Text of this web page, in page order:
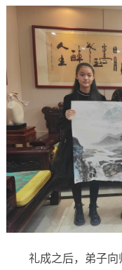
礼成之后，弟子向